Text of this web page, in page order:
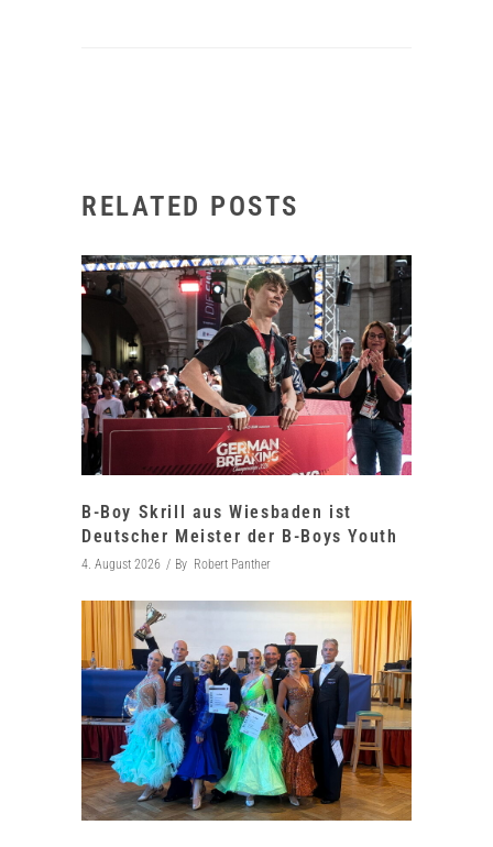
RELATED POSTS
B-Boy Skrill aus Wiesbaden ist
Deutscher Meister der B-Boys Youth
4. August 2026 By Robert Panther